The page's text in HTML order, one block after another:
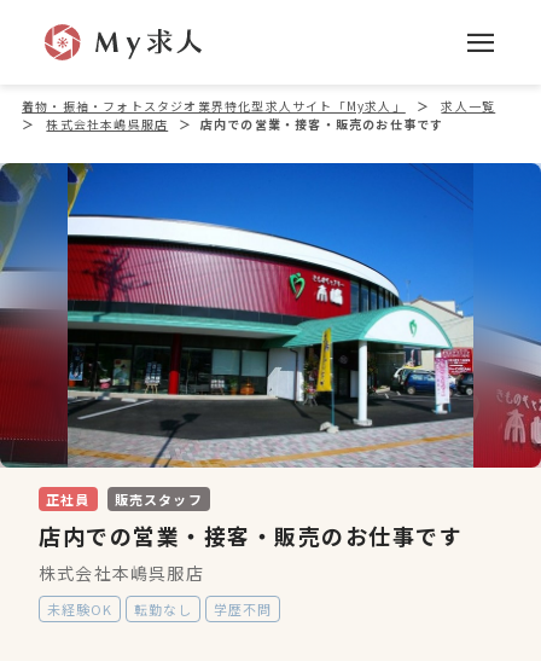
着物・振袖・フォトスタジオ業界特化型求人サイト「My求人」 ＞
求人一覧
＞
株式会社本嶋呉服店 ＞ 店内での営業・接客・販売のお仕事です
正社員 販売スタッフ
店内での営業・接客・販売のお仕事です
株式会社本嶋呉服店
未経験OK 転勤なし 学歴不問